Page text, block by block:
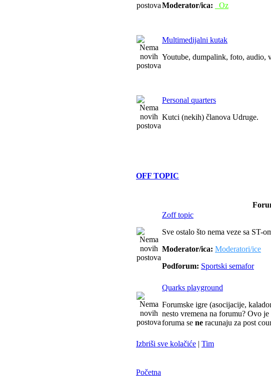
Moderator/ica:
_Oz
Multimedijalni kutak
Youtube, dumpalink, foto, audio,
Personal quarters
Kutci (nekih) članova Udruge.
OFF TOPIC
Zoff topic
Sve ostalo što nema veze sa ST-
Moderator/ica: Moderatori/ice
Podforum: Sportski semafor
Quarks playground
Forumske igre (asocijacije,
nesto vremena na forumu? Ovo
foruma se ne racunaju za post
Izbriši sve kolačiće | Tim
Početna